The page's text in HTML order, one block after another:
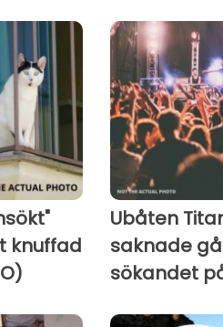
knuffad
Ubåten
saknade
sökandet